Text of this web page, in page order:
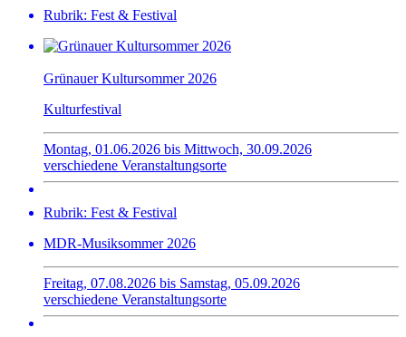
Rubrik: Fest & Festival
Grünauer Kultursommer 2026
Kulturfestival
Montag, 01.06.2026 bis Mittwoch, 30.09.2026
verschiedene Veranstaltungsorte
Rubrik: Fest & Festival
MDR-Musiksommer 2026
Freitag, 07.08.2026 bis Samstag, 05.09.2026
verschiedene Veranstaltungsorte